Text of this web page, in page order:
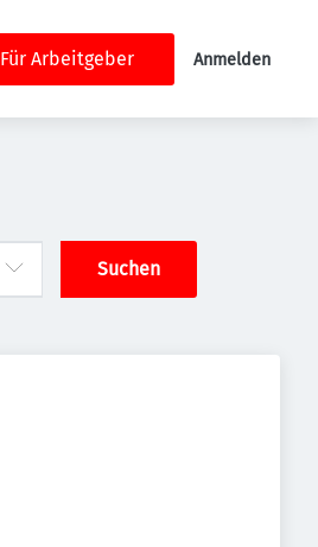
Für Arbeitgeber Anmelden
Suchen